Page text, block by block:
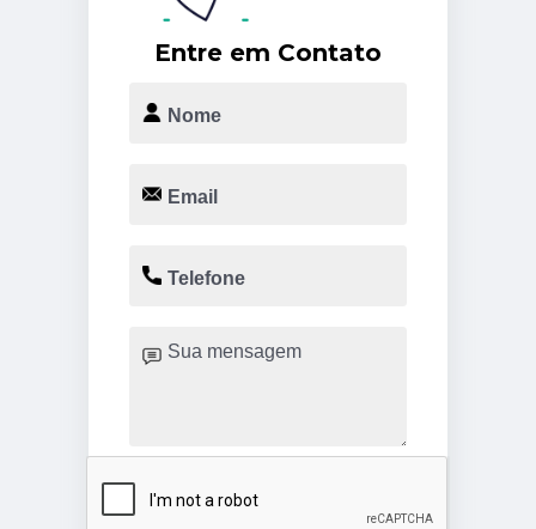
Entre em Contato